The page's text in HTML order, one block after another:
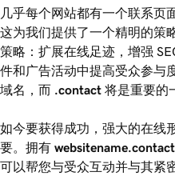
几乎每个网站都有一个联系页
这为我们提供了一个精明的策
策略：扩展在线足迹，增强
件和广告活动中提高受众参与
域名，而 .contact 将是重要的
如今要获得成功，强大的在线
要。拥有 websitename.contact
可以帮您与受众互动并与其紧